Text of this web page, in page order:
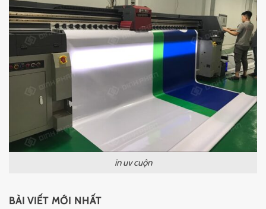
in uv cuộn
BÀI VIẾT MỚI NHẤT